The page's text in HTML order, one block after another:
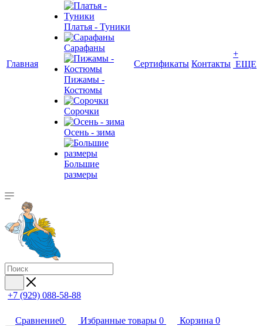
Главная
Платья - Туники
Сарафаны
Пижамы -
Костюмы
Сорочки
Oсень - зима
Большие
размеры
Сертификаты Контакты
+
ЕЩЕ
+7 (929) 088-58-88
Сравнение0 Избранные товары 0 Корзина 0